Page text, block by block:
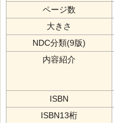
ページ数
大きさ
NDC分類(9版)
内容紹介
ISBN
ISBN13桁